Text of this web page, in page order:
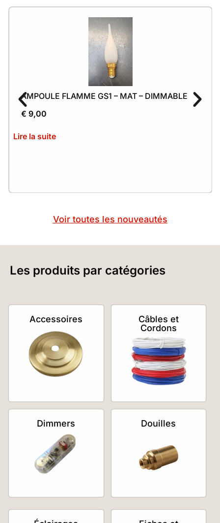
AMPOULE FLAMME GS1 – MAT – DIMMABLE
€ 9,00
Lire la suite
Voir toutes les nouveautés
Les produits par catégories
Accessoires
Câbles et
Cordons
Dimmers Douilles